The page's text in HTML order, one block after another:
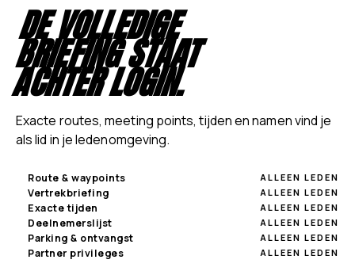
DE VOLLEDIGE
BRIEFING STAAT
ACHTER LOGIN.
Exacte routes, meeting points, tijden en namen vind je
als lid in je ledenomgeving.
Route & waypoints ALLEEN LEDEN
Vertrekbriefing ALLEEN LEDEN
Exacte tijden ALLEEN LEDEN
Deelnemerslijst ALLEEN LEDEN
Parking & ontvangst ALLEEN LEDEN
Partner privileges ALLEEN LEDEN